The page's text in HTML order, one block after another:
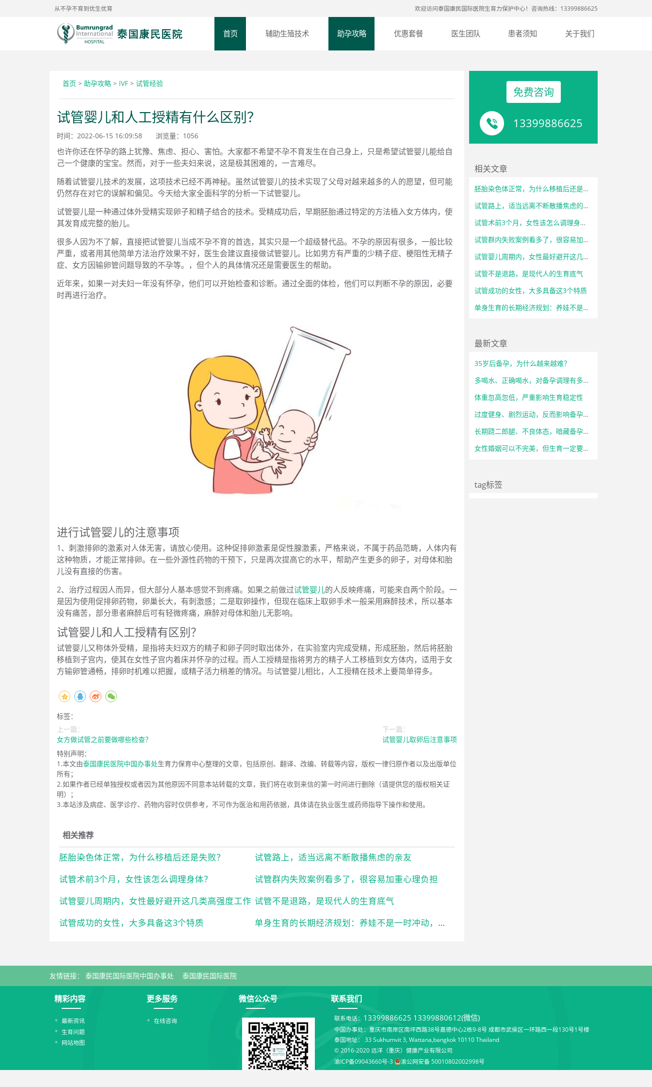
从不孕不育到优生优育 欢迎访问泰国康民国际医院生育力保护中心！咨询热线：13399886625
首页 辅助生殖技术 助孕攻略 优惠套餐 医生团队 患者须知 关于我们
首页 > 助孕攻略 > IVF > 试管经验
试管婴儿和人工授精有什么区别？
时间：2022-06-15 16:09:58 浏览量： 1056
也许你还在怀孕的路上犹豫、焦虑、担心、害怕。大家都不希望不孕不育发生在自己身上，只是希望试管婴儿能给自
己一个健康的宝宝。然而，对于一些夫妇来说，这是极其困难的，一言难尽。
随着试管婴儿技术的发展，这项技术已经不再神秘。虽然试管婴儿的技术实现了父母对越来越多的人的愿望，但可能
仍然存在对它的误解和偏见。今天给大家全面科学的分析一下试管婴儿。
试管婴儿是一种通过体外受精实现卵子和精子结合的技术。受精成功后，早期胚胎通过特定的方法植入女方体内，使
其发育成完整的胎儿。
很多人因为不了解，直接把试管婴儿当成不孕不育的首选，其实只是一个超级替代品。不孕的原因有很多，一般比较
严重，或者用其他简单方法治疗效果不好，医生会建议直接做试管婴儿。比如男方有严重的少精子症、梗阻性无精子
症、女方因输卵管问题导致的不孕等。，但个人的具体情况还是需要医生的帮助。
近年来，如果一对夫妇一年没有怀孕，他们可以开始检查和诊断。通过全面的体检，他们可以判断不孕的原因，必要
时再进行治疗。
进行试管婴儿的注意事项
1、刺激排卵的激素对人体无害，请放心使用。这种促排卵激素是促性腺激素，严格来说，不属于药品范畴，人体内有
这种物质，才能正常排卵。在一些外源性药物的干预下，只是再次提高它的水平，帮助产生更多的卵子，对母体和胎
儿没有直接的伤害。
2、治疗过程因人而异，但大部分人基本感觉不到疼痛。如果之前做过试管婴儿的人反映疼痛，可能来自两个阶段。一
是因为使用促排卵药物，卵巢长大，有刺激感；二是取卵操作，但现在临床上取卵手术一般采用麻醉技术，所以基本
没有痛苦，部分患者麻醉后可有轻微疼痛，麻醉对母体和胎儿无影响。
试管婴儿和人工授精有区别？
试管婴儿又称体外受精，是指将夫妇双方的精子和卵子同时取出体外，在实验室内完成受精，形成胚胎，然后将胚胎
移植到子宫内，使其在女性子宫内着床并怀孕的过程。而人工授精是指将男方的精子人工移植到女方体内，适用于女
方输卵管通畅，排卵时机难以把握，或精子活力稍差的情况。与试管婴儿相比，人工授精在技术上要简单得多。
标签：
上一篇：
女方做试管之前要做哪些检查？
下一篇：
试管婴儿取卵后注意事项
特别声明：
1.本文由泰国康民医院中国办事处生育力保育中心整理的文章，包括原创、翻译、改编、转载等内容，版权一律归原作者以及出版单位
所有；
2.如果作者已经单独授权或者因为其他原因不同意本站转载的文章，我们将在收到来信的第一时间进行删除（请提供您的版权相关证
明）；
3.本站涉及病症、医学诊疗、药物内容时仅供参考，不可作为医治和用药依据，具体请在执业医生或药师指导下操作和使用。
相关推荐
胚胎染色体正常，为什么移植后还是失败？
试管路上，适当远离不断散播焦虑的亲友
试管术前3个月，女性该怎么调理身体？
试管群内失败案例看多了，很容易加重心理负担
试管婴儿周期内，女性最好避开这几类高强度工作 试管不是退路，是现代人的生育底气
试管成功的女性，大多具备这3个特质
单身生育的长期经济规划：养娃不是一时冲动，而是长远考量
免费咨询
13399886625
相关文章
胚胎染色体正常，为什么移植后还是失败？
试管路上，适当远离不断散播焦虑的亲友
试管术前3个月，女性该怎么调理身体？
试管群内失败案例看多了，很容易加重心理负担
试管婴儿周期内，女性最好避开这几类高强度工作
试管不是退路，是现代人的生育底气
试管成功的女性，大多具备这3个特质
单身生育的长期经济规划：养娃不是一时冲动，而是长远考量
最新文章
35岁后备孕，为什么越来越难？
多喝水、正确喝水，对备孕调理有多重要？
体重忽高忽低，严重影响生育稳定性
过度健身、剧烈运动，反而影响备孕状态
长期跷二郎腿、不良体态，暗藏备孕隐患
女性婚姻可以不完美，但生育一定要自主
tag标签
友情链接： 泰国康民国际医院中国办事处 泰国康民国际医院
精彩内容
最新资讯
生育问题
网站地图
更多服务
在线咨询
微信公众号 联系我们
联系电话： 13399886625 13399880612(微信)
中国办事处：重庆市南岸区南坪西路38号嘉德中心2栋9-8号 成都市武侯区一环路西一段130号1号楼
泰国地址： 33 Sukhumvit 3, Wattana,bangkok 10110 Thailand
© 2016-2020 远洋（重庆）健康产业有限公司
渝ICP备09043660号-3
渝公网安备 50010802002998号